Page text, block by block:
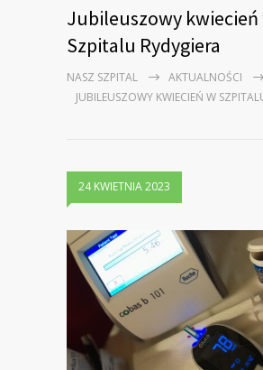
Jubileuszowy kwiecień
Szpitalu Rydygiera
NASZ SZPITAL
AKTUALNOŚCI
JUBILEUSZOWY KWIECIEŃ W
24 KWIETNIA 2023